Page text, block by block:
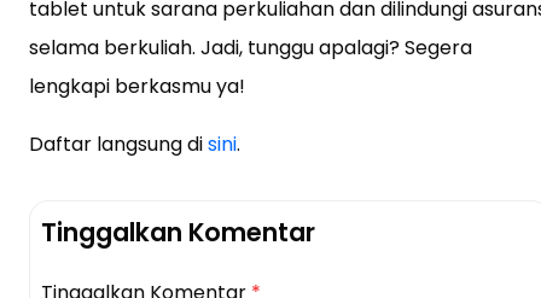
tablet untuk sarana perkuliahan dan dilindungi
selama berkuliah. Jadi, tunggu apalagi? Segera
lengkapi berkasmu ya!
Daftar langsung disini.
Tinggalkan Komentar